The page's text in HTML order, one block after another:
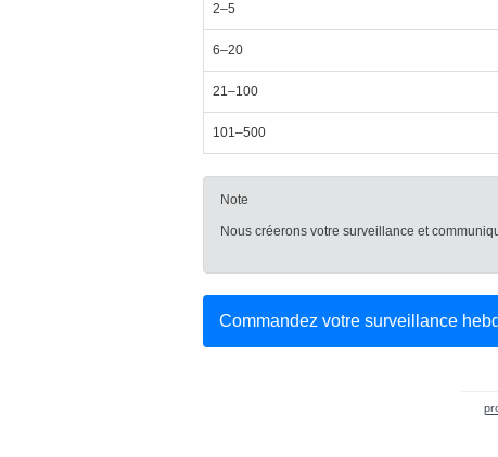
2–5
6–20
21–100
101–500
Note
Nous créerons votre surveillance et
Commandez votre surveillance